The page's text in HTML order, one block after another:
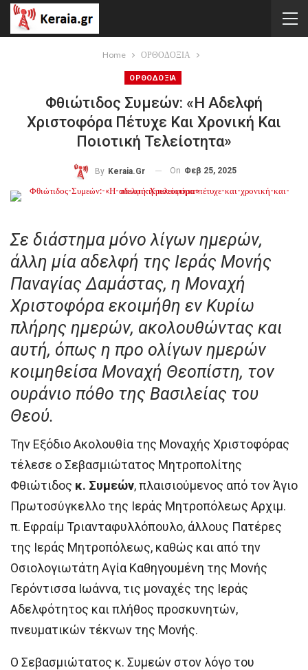
Home ΟΡΘΟΔΟΞΙΑ
ΟΡΘΟΔΟΞΙΑ
Φθιώτιδος Συμεών: «Η Αδελφή
Χριστοφόρα Πέτυχε Και Χρονική Και
Ποιοτική Τελείοτητα»
By Keraia.gr On Φεβ 25, 2025
Σε διάστημα μόνο λίγων ημερών,
άλλη μία αδελφή της Ιεράς Μονής
Παναγίας Δαμάστας, η Μοναχή
Χριστοφόρα εκοιμήθη εν Κυρίω
πλήρης ημερών, ακολουθώντας και
αυτή, όπως η προ ολίγων ημερών
κοιμηθείσα Μοναχή Θεοπίστη, τον
ουράνιο πόθο της Βασιλείας του
Θεού.
Την Εξόδιο Ακολουθία της Μοναχής Χριστοφόρας
τέλεσε ο Σεβασμιώτατος Μητροπολίτης
Φθιώτιδος κ. Συμεών, πλαισιούμενος από τον Άγιο
Πρωτοσύγκελλο της Ιεράς Μητροπόλεως Αρχιμ.
π. Εφραίμ Τριανταφυλλόπουλο, άλλους Πατέρες
της Ιεράς Μητροπόλεως, καθώς και από την
Οσιολογιωτάτη Αγία Καθηγουμένη της Μονής
Γερόντισσα Ιωάννα, τις μοναχές της Ιεράς
Αδελφότητος και πλήθος προσκυνητών,
πνευματικών τέκνων της Μονής.
Ο Σεβασμιώτατος κ. Συμεών στον λόγο του